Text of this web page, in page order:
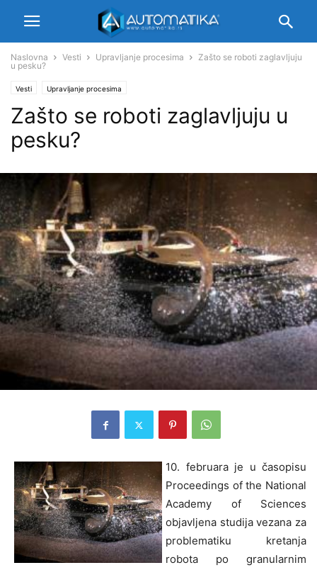
Naslovna Vesti Upravljanje procesima
Zašto se roboti zaglavljuju
u pesku?
Vesti Upravljanje procesima
Zašto se roboti zaglavljuju u
pesku?
10. februara je u časopisu
Proceedings of the National
Academy of Sciences
objavljena studija vezana za
problematiku kretanja
robota po granularnim